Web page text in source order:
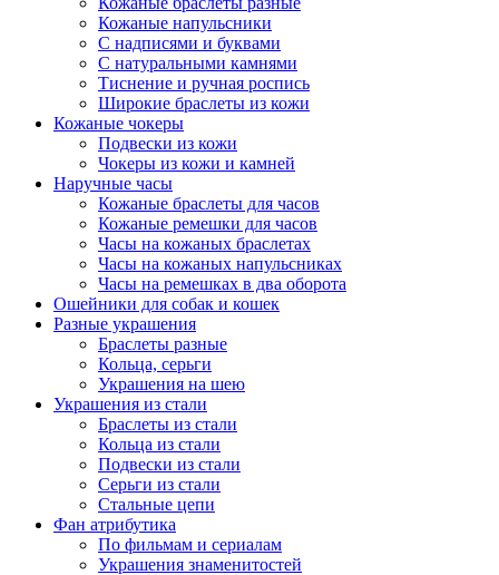
Кожаные напульсники
С надписями и буквами
С натуральными камнями
Тиснение и ручная роспись
Широкие браслеты из кожи
Кожаные чокеры
Подвески из кожи
Чокеры из кожи и камней
Наручные часы
Кожаные браслеты для часов
Кожаные ремешки для часов
Часы на кожаных браслетах
Часы на кожаных напульсниках
Часы на ремешках в два оборота
Ошейники для собак и кошек
Разные украшения
Браслеты разные
Кольца, серьги
Украшения на шею
Украшения из стали
Браслеты из стали
Кольца из стали
Подвески из стали
Серьги из стали
Стальные цепи
Фан атрибутика
По фильмам и сериалам
Украшения знаменитостей